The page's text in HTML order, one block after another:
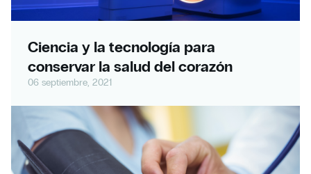
Ciencia y la tecnología para
conservar la salud del corazón
06 septiembre, 2021